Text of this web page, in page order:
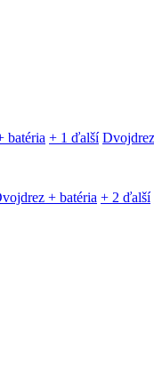
batéria + 1 ďalší
+ batéria + 2 ďalší